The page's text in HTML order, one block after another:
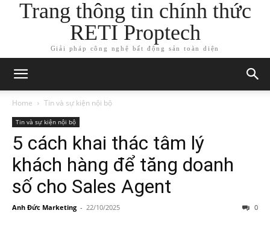
Trang thông tin chính thức
RETI Proptech
Giải pháp công nghệ bất động sản toàn diện
Home Tin và sự kiện nội bộ
Tin và sự kiện nội bộ
5 cách khai thác tâm lý
khách hàng để tăng doanh
số cho Sales Agent
Anh Đức Marketing - 22/10/2025 0